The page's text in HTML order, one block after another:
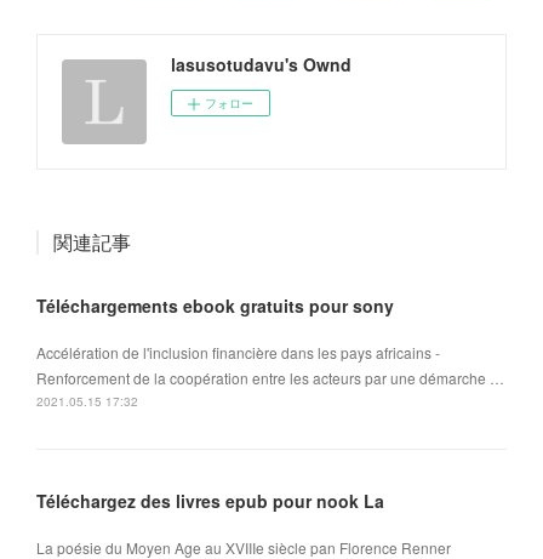
lasusotudavu's Ownd
フォロー
関連記事
Téléchargements ebook gratuits pour sony
Accélération de l'inclusion financière dans les pays africains -
Renforcement de la coopération entre les acteurs par une démarche …
2021.05.15 17:32
Téléchargez des livres epub pour nook La
La poésie du Moyen Age au XVIIIe siècle pan Florence Renner